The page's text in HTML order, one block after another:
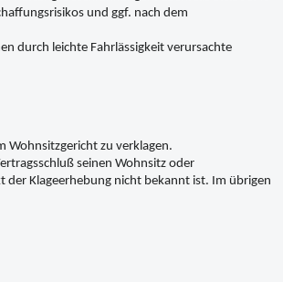
und ggf. nach dem
durch leichte Fahrlässigkeit verursachte
Wohnsitzgericht zu verklagen.
seinen Wohnsitz oder
Klageerhebung nicht bekannt ist. Im übrigen